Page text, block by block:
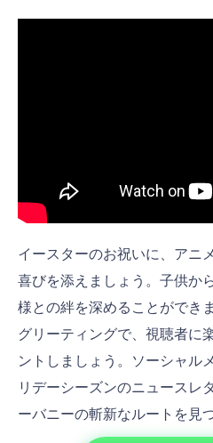
イースターのお祝いに、アニ
喜びを添えましょう。子供か
様との絆を深めることができ
グリーティングで、視聴者に
ントしましょう。ソーシャル
リデーシーズンのニュースレ
ーバニーの斬新なルートを見